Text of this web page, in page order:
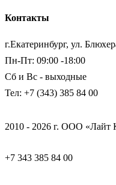
Контакты
г.Екатеринбург, ул.
Пн-Пт: 09:00 -18:00
Сб и Вс - выходные
Тел: +7 (343) 385 84 00
2010 - 2026 г. ООО «Лайт
+7 343 385 84 00